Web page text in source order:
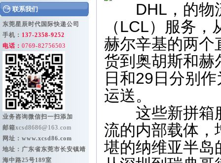
联系我们
东莞星辰时代国际快递公司
手机： 137-2358-9252
电话： 0769-82756503
业务咨询微信扫一扫添加
邮箱xcsd8686@163.com
网址： www.xcsd86.com
地址：广东省东莞市长安镇靖
海中路25号189室
DHL，的物流
（LCL）服务
赫尔辛基的两个
货到奥胡斯和赫
日和29日分别
运送。
这些新拼箱服
流的内部载体，
堪的纳维亚半岛